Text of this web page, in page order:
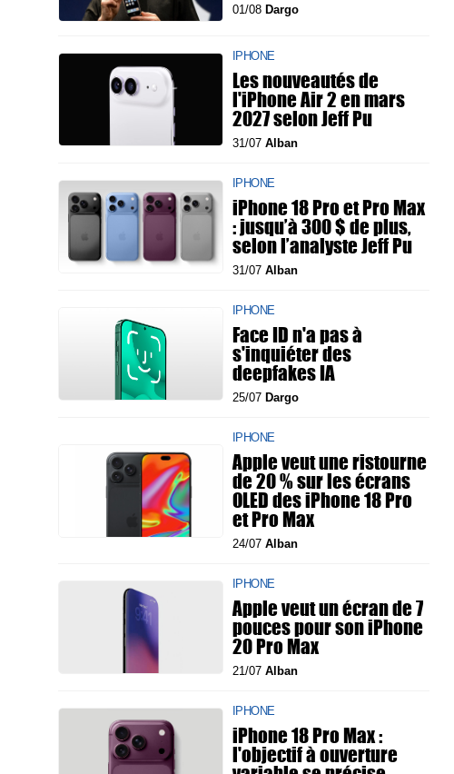
01/08 Dargo
IPHONE
Les nouveautés de
l'iPhone Air 2 en mars
2027 selon Jeff Pu
31/07 Alban
IPHONE
iPhone 18 Pro et Pro Max
: jusqu’à 300 $ de plus,
selon l’analyste Jeff Pu
31/07 Alban
IPHONE
Face ID n'a pas à
s'inquiéter des
deepfakes IA
25/07 Dargo
IPHONE
Apple veut une ristourne
de 20 % sur les écrans
OLED des iPhone 18 Pro
et Pro Max
24/07 Alban
IPHONE
Apple veut un écran de 7
pouces pour son iPhone
20 Pro Max
21/07 Alban
IPHONE
iPhone 18 Pro Max :
l'objectif à ouverture